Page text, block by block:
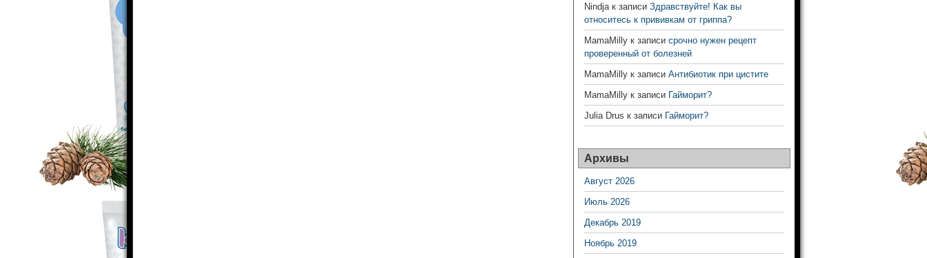
Nindjaк записи Здравствуйте! Как вы
относитесь к прививкам от гриппа?
MamaMilly к записи срочно нужен рецепт
проверенный от болезней
MamaMilly к записи Антибиотик при цистите
MamaMilly к записи Гайморит?
Julia Drus к записи Гайморит?
Архивы
Август 2026
Июль 2026
Декабрь 2019
Ноябрь 2019